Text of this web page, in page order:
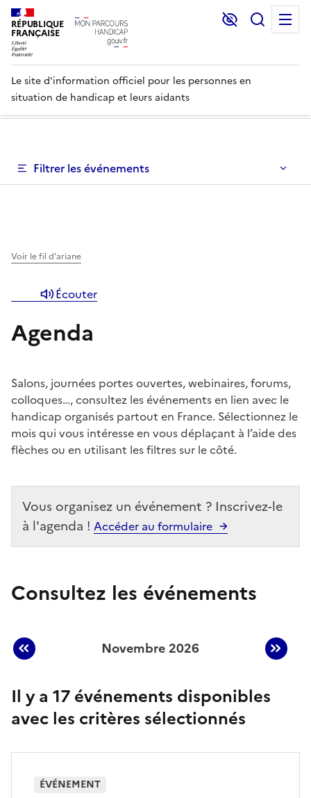
RÉPUBLIQUE
FRANÇAISE
Lecture et
Le site d'information officiel pour les personnes en
situation de handicap et leurs aidants
Filtrer les événements
Voir le fil d'ariane
Écouter
Agenda
Salons, journées portes ouvertes, webinaires, forums,
colloques…, consultez les événements en lien avec le
handicap organisés partout en France. Sélectionnez le
mois qui vous intéresse en vous déplaçant à l’aide des
flèches ou en utilisant les filtres sur le côté.
Vous organisez un événement ? Inscrivez-le
à l'agenda ! Accéder au formulaire
Consultez les événements
Novembre 2026
Afficher les événements du mois
Événements planifiés en Novembre 2026
Il y a 17 événements disponibles
avec les critères sélectionnés
ÉVÉNEMENT